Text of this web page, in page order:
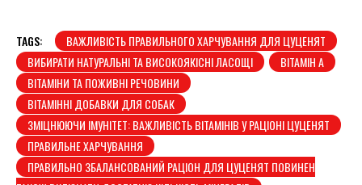
TAGS:
ВАЖЛИВІСТЬ ПРАВИЛЬНОГО ХАРЧУВАННЯ ДЛЯ ЦУЦЕНЯТ
ВИБИРАТИ НАТУРАЛЬНІ ТА ВИСОКОЯКІСНІ ЛАСОЩІ
ВІТАМІН А
ВІТАМІНИ ТА ПОЖИВНІ РЕЧОВИНИ
ВІТАМІННІ ДОБАВКИ ДЛЯ СОБАК
ЗМІЦНЮЮЧИ ІМУНІТЕТ: ВАЖЛИВІСТЬ ВІТАМІНІВ У РАЦІОНІ ЦУЦЕНЯТ
ПРАВИЛЬНЕ ХАРЧУВАННЯ
ПРАВИЛЬНО ЗБАЛАНСОВАНИЙ РАЦІОН ДЛЯ ЦУЦЕНЯТ ПОВИНЕН